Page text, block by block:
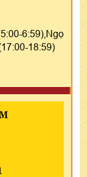
6:59),Ngọ
18:59)